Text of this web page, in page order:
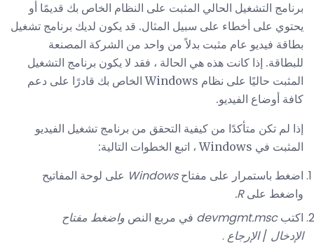
برنامج التشغيل الحالي المثبت على النظام الخاص بك قديمًا أو
يحتوي على أخطاء على سبيل المثال. قد يكون لديك برنامج تشغيل
بطاقة فيديو عام مثبت بدلاً من واحد من الشركة المصنعة
للبطاقة. إذا كانت هذه هي الحالة ، فقد لا يكون برنامج التشغيل
المثبت حاليًا على نظام Windows الخاص بك قادرًا على دعم
كافة أوضاع الفيديو.
إذا لم تكن متأكدًا من كيفية التحقق من برنامج تشغيل الفيديو
المثبت في Windows ، اتبع الخطوات التالية:
اضغط باستمرار على مفتاحWindows على لوحة المفاتيح
واضغط علىR.
اكتبdevmgmt.msc في مربع النص واضغط مفتاح
الإدخال /الإرجاع .